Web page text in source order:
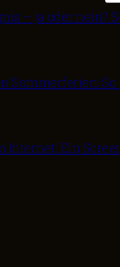
– ja oder nein?
Sommerferien:
Internet: Ein